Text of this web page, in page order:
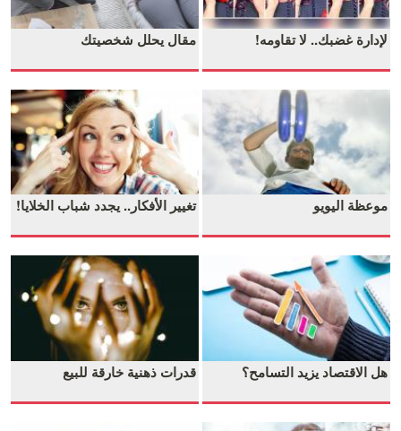
لإدارة غضبك.. لا تقاومه! مقال يحلل شخصيتك
موعظة اليويو تغيير الأفكار.. يجدد شباب الخلايا!
هل الاقتصاد يزيد التسامح؟ قدرات ذهنية خارقة للبيع